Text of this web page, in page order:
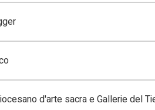
d'arte sacra e Gallerie del